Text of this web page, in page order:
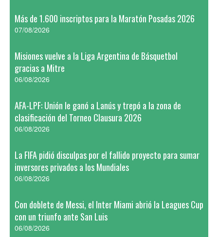
Más de 1.600 inscriptos para la Maratón Posadas 2026
07/08/2026
Misiones vuelve a la Liga Argentina de Básquetbol
gracias a Mitre
06/08/2026
AFA-LPF: Unión le ganó a Lanús y trepó a la zona de
clasificación del Torneo Clausura 2026
06/08/2026
La FIFA pidió disculpas por el fallido proyecto para sumar
inversores privados a los Mundiales
06/08/2026
Con doblete de Messi, el Inter Miami abrió la Leagues Cup
con un triunfo ante San Luis
06/08/2026